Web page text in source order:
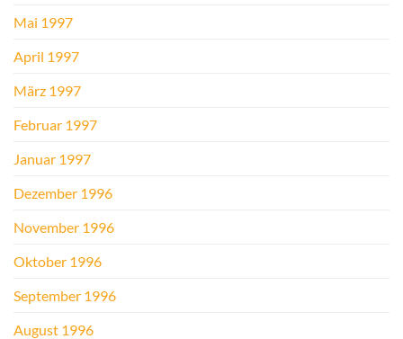
Mai 1997
April 1997
März 1997
Februar 1997
Januar 1997
Dezember 1996
November 1996
Oktober 1996
September 1996
August 1996